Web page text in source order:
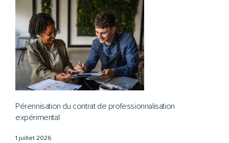
Pérennisation du contrat de professionnalisation
expérimental
1 juillet 2026